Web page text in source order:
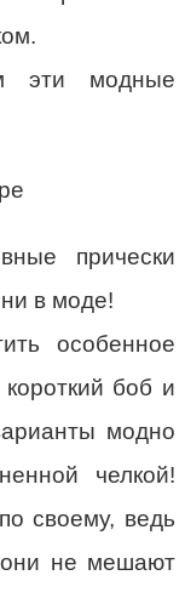
эти модные
прически
в моде!
особенное
боб и
модно
челкой!
своему, ведь
они не мешают